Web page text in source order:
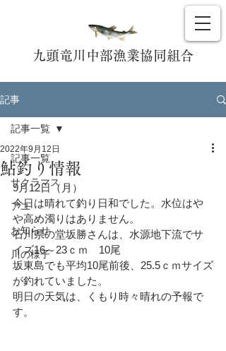
九頭竜川中部漁業協同組合
記事
記事一覧
サクラマス
アユ
お知らせ
川の様子
記事一覧
鮎釣り情報
2022年9月12日
9月12日（月）
今日は晴れて釣り日和でした。水位はや
や高め濁りはありません。
石川県の堂坂勝さんは、水源地下流でサ
イズ16～23ｃｍ　10尾
坂東島でも平均10尾前後、25.5ｃｍサイズ
が釣れていました。
明日の天気は、くもり時々晴れの予報で
す。